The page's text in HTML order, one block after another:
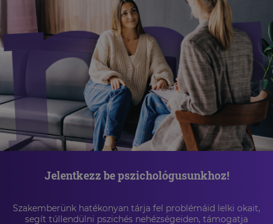
Jelentkezz be pszichológusunkhoz!
Szakemberünk hatékonyan tárja fel problémáid lelki okait,
segít túllendülni pszichés nehézségeiden, támogatja